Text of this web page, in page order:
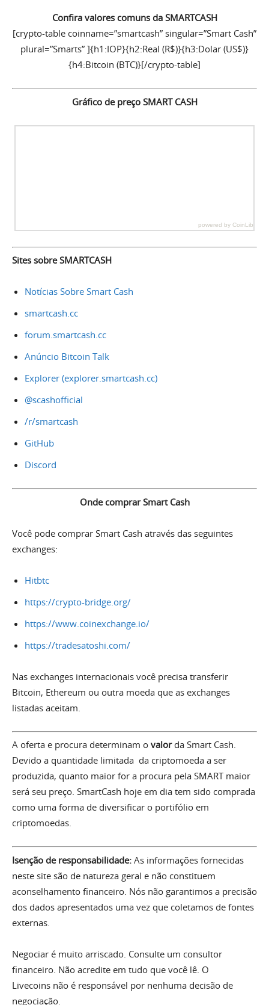
Confira valores comuns da SMARTCASH
[crypto-table coinname=”smartcash” singular=”Smart Cash”
plural=”Smarts” ]{h1:IOP}{h2:Real (R$)}{h3:Dolar (US$)}
{h4:Bitcoin (BTC)}[/crypto-table]
Gráfico de preço SMART CASH
powered by CoinLib
Sites sobre SMARTCASH
Notícias Sobre Smart Cash
smartcash.cc
forum.smartcash.cc
Anúncio Bitcoin Talk
Explorer (explorer.smartcash.cc)
@scashofficial
/r/smartcash
GitHub
Discord
Onde comprar Smart Cash
Você pode comprar Smart Cash através das seguintes
exchanges:
Hitbtc
https://crypto-bridge.org/
https://www.coinexchange.io/
https://tradesatoshi.com/
Nas exchanges internacionais você precisa transferir
Bitcoin, Ethereum ou outra moeda que as exchanges
listadas aceitam.
A oferta e procura determinam o valorda Smart Cash.
Devido a quantidade limitada da criptomoeda a ser
produzida, quanto maior for a procura pela SMART maior
será seu preço. SmartCash hoje em dia tem sido comprada
como uma forma de diversificar o portifólio em
criptomoedas.
Isenção de responsabilidade: As informações fornecidas
neste site são de natureza geral e não constituem
aconselhamento financeiro. Nós não garantimos a precisão
dos dados apresentados uma vez que coletamos de fontes
externas.
Negociar é muito arriscado. Consulte um consultor
financeiro. Não acredite em tudo que você lê. O
Livecoins não é responsável por nenhuma decisão de
negociação.